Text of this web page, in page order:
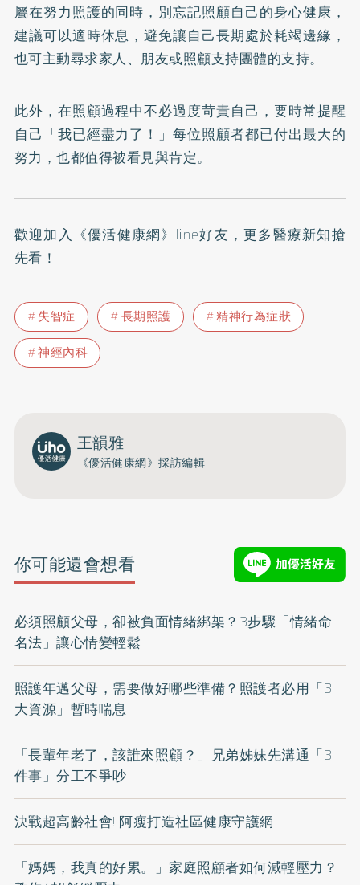
屬在努力照護的同時，別忘記照顧自己的身心健康，
建議可以適時休息，避免讓自己長期處於耗竭邊緣，
也可主動尋求家人、朋友或照顧支持團體的支持。
此外，在照顧過程中不必過度苛責自己，要時常提醒
自己「我已經盡力了！」每位照顧者都已付出最大的
努力，也都值得被看見與肯定。
歡迎加入 《優活健康網》line好友 ，更多醫療新知搶
先看！
失智症 長期照護
精神行為症狀
神經內科
王韻雅
《優活健康網》採訪編輯
你可能還會想看
必須照顧父母，卻被負面情緒綁架？3步驟「情緒命
名法」讓心情變輕鬆
照護年邁父母，需要做好哪些準備？照護者必用「3
大資源」暫時喘息
「長輩年老了，該誰來照顧？」兄弟姊妹先溝通「3
件事」分工不爭吵
決戰超高齡社會! 阿瘦打造社區健康守護網
「媽媽，我真的好累。」家庭照顧者如何減輕壓力？